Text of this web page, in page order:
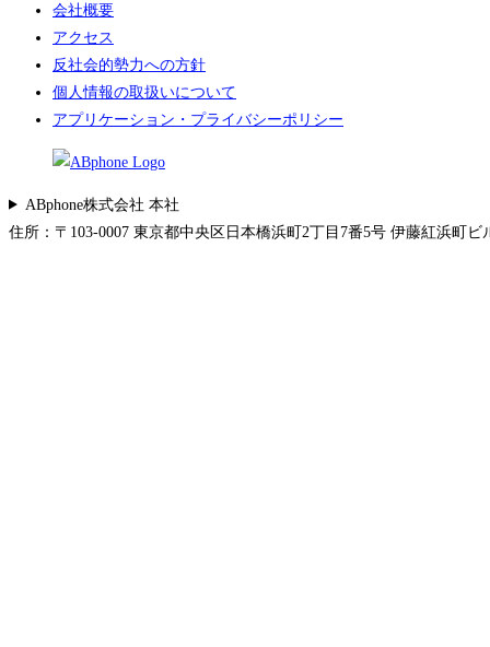
会社概要
アクセス
反社会的勢力への方針
個人情報の取扱いについて
アプリケーション・プライバシーポリシー
ABphone株式会社 本社
住所：〒103-0007 東京都中央区日本橋浜町2丁目7番5号 伊藤紅浜町